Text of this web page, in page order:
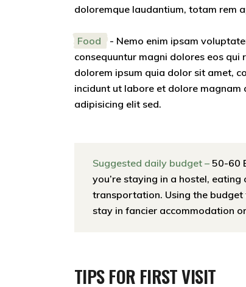
doloremque laudantium, totam rem
Food - Nemo enim ipsam
consequuntur magni dolores eos
dolorem ipsum quia dolor sit amet,
incidunt ut labore et dolore
adipisicing elit sed.
Suggested daily budget – 50-60
you’re staying in a hostel,
transportation. Using the
stay in fancier accommodation
TIPS FOR FIRST VISIT